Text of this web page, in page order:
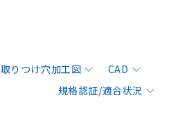
取りつけ穴加工図
CAD
規格認証/適合状況